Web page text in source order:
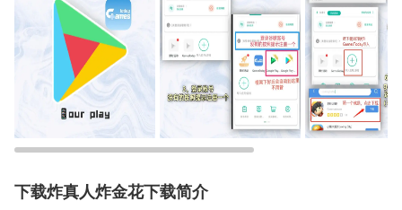
下载炸真人炸金花下载简介